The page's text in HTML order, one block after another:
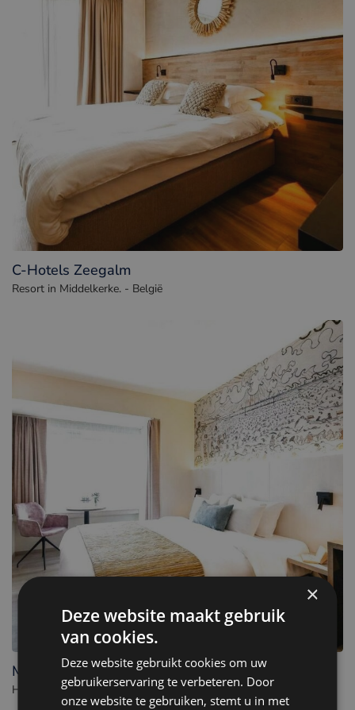
C-Hotels Zeegalm
Resort in Middelkerke. - België
Mercure Oostende
Hotel in Ostend. - België
×
Deze website maakt gebruik
van cookies.
Deze website gebruikt cookies om uw
gebruikerservaring te verbeteren. Door
onze website te gebruiken, stemt u in met